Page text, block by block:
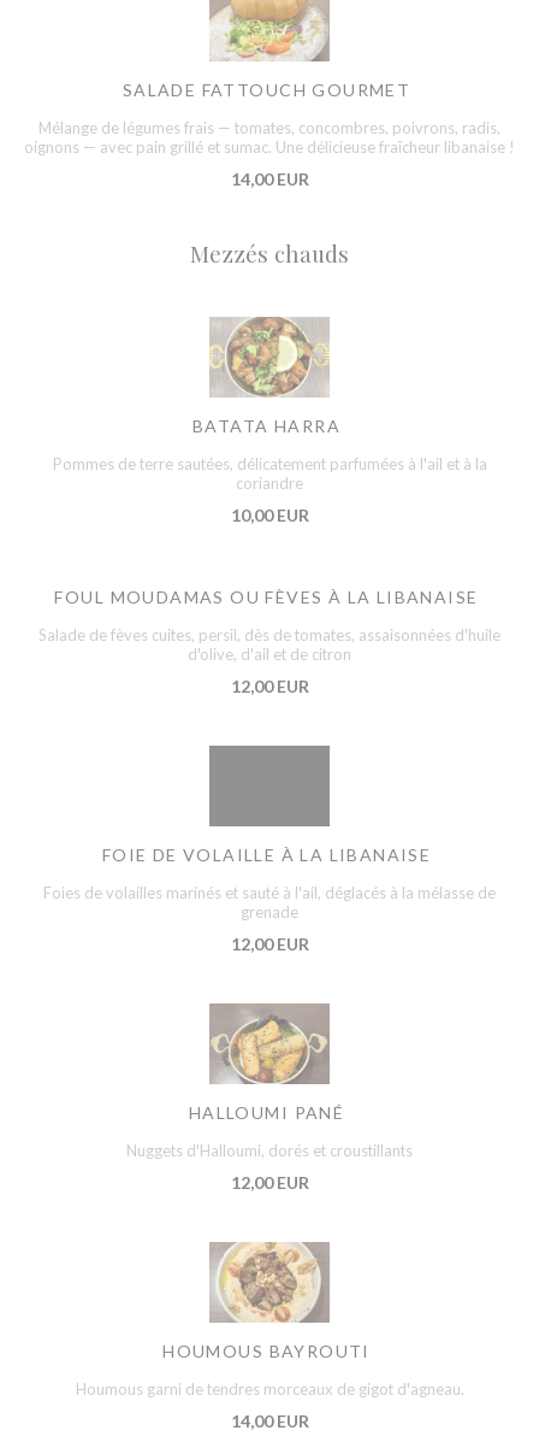
SALADE FATTOUCH GOURMET
Mélange de légumes frais — tomates, concombres, poivrons, radis,
oignons — avec pain grillé et sumac. Une délicieuse fraîcheur libanaise !
14,00 EUR
Mezzés chauds
BATATA HARRA
Pommes de terre sautées, délicatement parfumées à l'ail et à la
coriandre
10,00 EUR
FOUL MOUDAMAS OU FÈVES À LA LIBANAISE
Salade de fèves cuites, persil, dès de tomates, assaisonnées d'huile
d'olive, d'ail et de citron
12,00 EUR
FOIE DE VOLAILLE À LA LIBANAISE
Foies de volailles marinés et sauté à l'ail, déglacés à la mélasse de
grenade
12,00 EUR
HALLOUMI PANÉ
Nuggets d'Halloumi, dorés et croustillants
12,00 EUR
HOUMOUS BAYROUTI
Houmous garni de tendres morceaux de gigot d'agneau.
14,00 EUR